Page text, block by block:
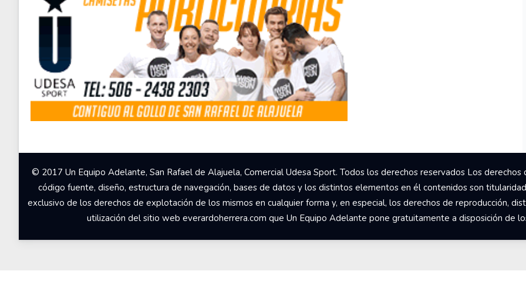
© 2017 Un Equipo Adelante, San Rafael de Alajuela, Comercial Udesa Sport. Todos los derechos reservados Los
código fuente, diseño, estructura de navegación, bases de datos y los distintos elementos en él contenidos son
exclusivo de los derechos de explotación de los mismos en cualquier forma y, en especial, los derechos de reproducción,
utilización del sitio web everardoherrera.com que Un Equipo Adelante pone gratuitamente a disposición de